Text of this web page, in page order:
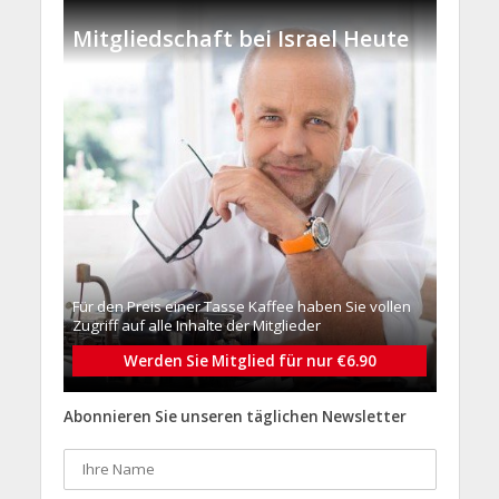
Mitgliedschaft bei Israel Heute
Für den Preis einer Tasse Kaffee haben Sie vollen
Zugriff auf alle Inhalte der Mitglieder
Werden Sie Mitglied für nur €6.90
Abonnieren Sie unseren täglichen Newsletter